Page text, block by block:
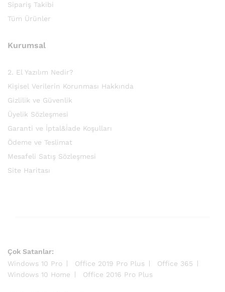
Sipariş Takibi
Tüm Ürünler
Kurumsal
2. El Yazılım Nedir?
Kişisel Verilerin Korunması Hakkında
Gizlilik ve Güvenlik
Üyelik Sözleşmesi
Garanti ve İptal&İade Koşulları
Ödeme ve Teslimat
Mesafeli Satış Sözleşmesi
Site Haritası
Çok Satanlar:
Windows 10 Pro
Office 2019 Pro Plus
Office 365
Windows 10 Home
Office 2016 Pro Plus